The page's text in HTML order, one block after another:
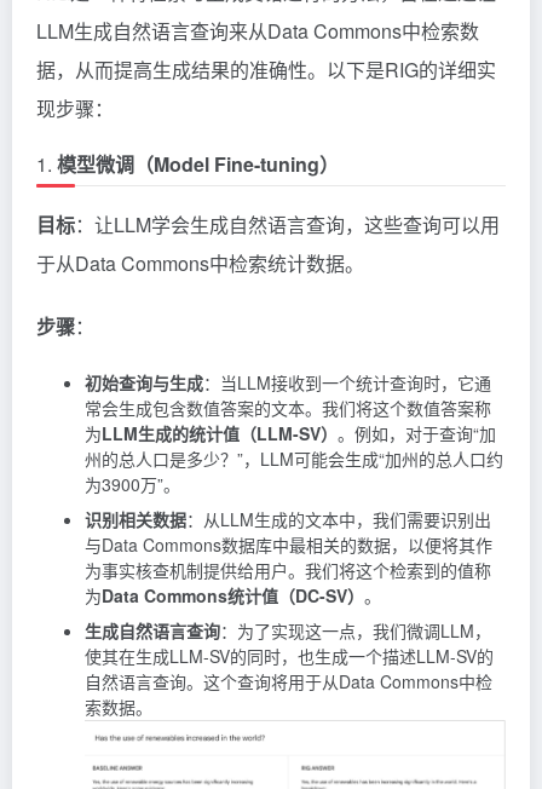
LLM生成自然语言查询来从Data Commons中检索数
据，从而提高生成结果的准确性。以下是RIG的详细实
现步骤：
1. 模型微调（Model Fine-tuning）
目标：让LLM学会生成自然语言查询，这些查询可以用
于从Data Commons中检索统计数据。
步骤：
初始查询与生成：当LLM接收到一个统计查询时，它通
常会生成包含数值答案的文本。我们将这个数值答案称
为LLM生成的统计值（LLM-SV） 。例如，对于查询“加
州的总人口是多少？”，LLM可能会生成“加州的总人口约
为3900万”。
识别相关数据：从LLM生成的文本中，我们需要识别出
与Data Commons数据库中最相关的数据，以便将其作
为事实核查机制提供给用户。我们将这个检索到的值称
为Data Commons统计值（DC-SV） 。
生成自然语言查询：为了实现这一点，我们微调LLM，
使其在生成LLM-SV的同时，也生成一个描述LLM-SV的
自然语言查询。这个查询将用于从Data Commons中检
索数据。